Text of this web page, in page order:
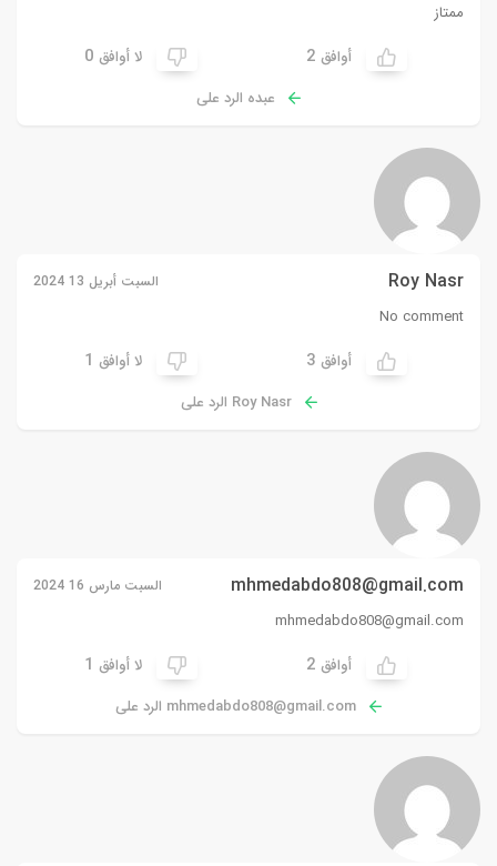
ممتاز
أوافق 2 لا أوافق 0
عبده الرد على
Roy Nasr السبت أبريل 13 2024
No comment
أوافق 3 لا أوافق 1
Roy Nasr الرد على
mhmedabdo808@gmail.com السبت مارس 16 2024
mhmedabdo808@gmail.com
أوافق 2 لا أوافق 1
mhmedabdo808@gmail.com الرد على